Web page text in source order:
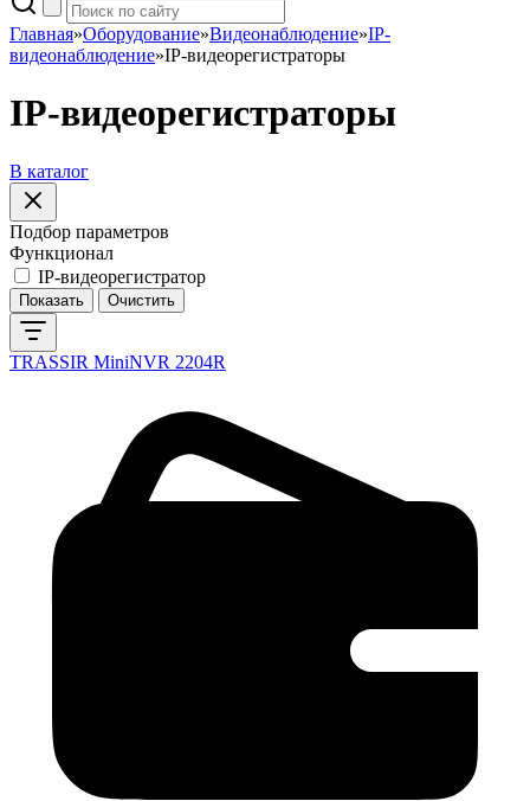
Главная»Оборудование»Видеонаблюдение»IP-
видеонаблюдение»IP-видеорегистраторы
IP-видеорегистраторы
В каталог
Подбор параметров
Функционал
IP-видеорегистратор
TRASSIR MiniNVR 2204R